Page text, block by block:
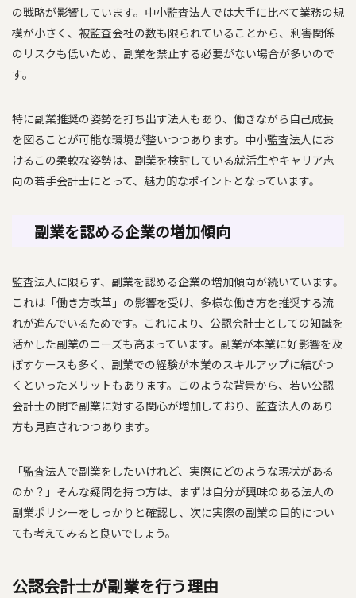
の戦略が影響しています。中小監査法人では大手に比べて業務の規
模が小さく、被監査会社の数も限られていることから、利害関係
のリスクも低いため、副業を禁止する必要がない場合が多いので
す。
特に副業推奨の姿勢を打ち出す法人もあり、働きながら自己成長
を図ることが可能な環境が整いつつあります。中小監査法人にお
けるこの柔軟な姿勢は、副業を検討している就活生やキャリア志
向の若手会計士にとって、魅力的なポイントとなっています。
副業を認める企業の増加傾向
監査法人に限らず、副業を認める企業の増加傾向が続いています。
これは「働き方改革」の影響を受け、多様な働き方を推奨する流
れが進んでいるためです。これにより、公認会計士としての知識を
活かした副業のニーズも高まっています。副業が本業に好影響を及
ぼすケースも多く、副業での経験が本業のスキルアップに結びつ
くといったメリットもあります。このような背景から、若い公認
会計士の間で副業に対する関心が増加しており、監査法人のあり
方も見直されつつあります。
「監査法人で副業をしたいけれど、実際にどのような現状がある
のか？」そんな疑問を持つ方は、まずは自分が興味のある法人の
副業ポリシーをしっかりと確認し、次に実際の副業の目的につい
ても考えてみると良いでしょう。
公認会計士が副業を行う理由